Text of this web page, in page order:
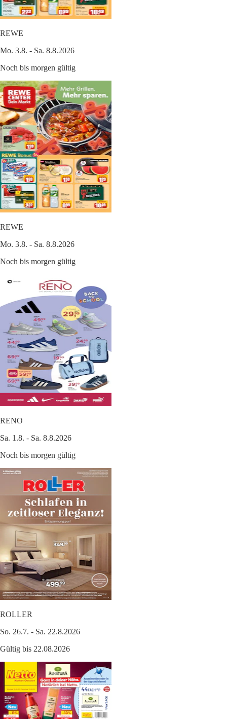
REWE
Mo. 3.8. - Sa. 8.8.2026
Noch bis morgen gültig
REWE
Mo. 3.8. - Sa. 8.8.2026
Noch bis morgen gültig
RENO
Sa. 1.8. - Sa. 8.8.2026
Noch bis morgen gültig
ROLLER
So. 26.7. - Sa. 22.8.2026
Gültig bis 22.08.2026